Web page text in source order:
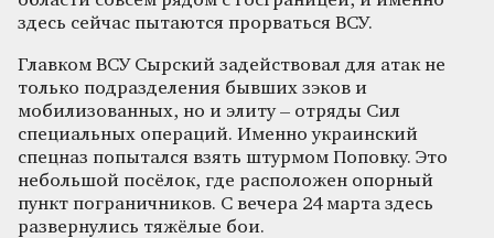
здесь сейчас пытаются прорваться ВСУ.
Главком ВСУ Сырский задействовал для атак не
только подразделения бывших зэков и
мобилизованных, но и элиту – отряды Сил
специальных операций. Именно украинский
спецназ попытался взять штурмом Поповку. Это
небольшой посёлок, где расположен опорный
пункт пограничников. С вечера 24 марта здесь
развернулись тяжёлые бои.